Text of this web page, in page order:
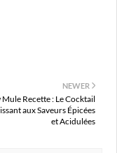
NEWER
Recette : Le Cocktail
aux Saveurs Épicées
et Acidulées